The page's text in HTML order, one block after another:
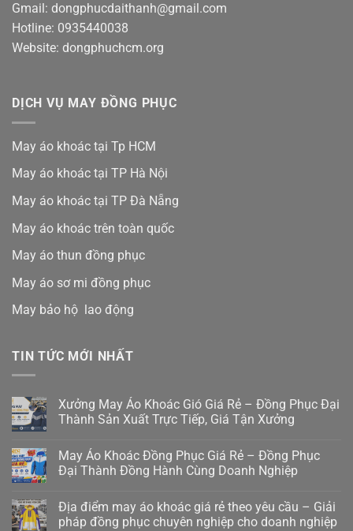
Gmail: dongphucdaithanh@gmail.com
Hotline: 0935440038
Website: dongphuchcm.org
DỊCH VỤ MAY ĐỒNG PHỤC
May áo khoác tại Tp HCM
May áo khoác tại TP Hà Nội
May áo khoác tại TP Đà Nẵng
May áo khoác trên toàn quốc
May áo thun đồng phục
May áo sơ mi đồng phục
May bảo hộ lao động
TIN TỨC MỚI NHẤT
Xưởng May Áo Khoác Gió Giá Rẻ – Đồng Phục Đại
Thành Sản Xuất Trực Tiếp, Giá Tận Xưởng
May Áo Khoác Đồng Phục Giá Rẻ – Đồng Phục
Đại Thành Đồng Hành Cùng Doanh Nghiệp
Địa điểm may áo khoác giá rẻ theo yêu cầu – Giải
pháp đồng phục chuyên nghiệp cho doanh nghiệp